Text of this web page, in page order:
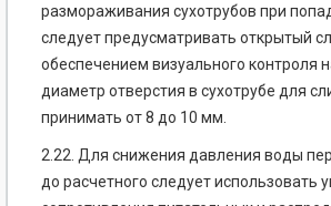
размораживания сухотрубов при
следует предусматривать открытый
обеспечением визуального контроля
диаметр отверстия в сухотрубе для
принимать от 8 до 10 мм.
2.22. Для снижения давления воды
до расчетного следует использовать